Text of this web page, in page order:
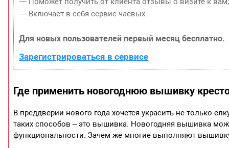
— Включает в себя сервис чаевых.
Для новых пользователей первый месяц бесплатно.
Зарегистрироваться в сервисе
Где применить новогоднюю вышивку
В преддверии нового года хочется украсить не только
таких способов – это вышивка. Новогодняя вышивка
функциональности. Зачем же многие выполняют